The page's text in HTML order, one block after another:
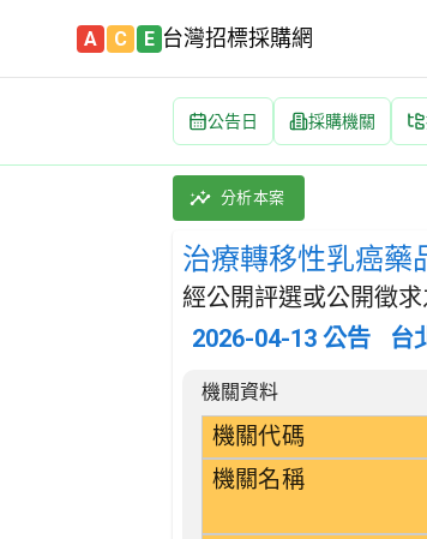
A C E 台灣招標採購網
公告日 採購機關
治療轉移性乳癌藥品招標案
採購類別：財物類 醫藥產品
分析本案
治療轉移性乳癌藥
經公開評選或公開徵
2026-04-13 公告 台
招標公告詳細內容
機關資料
機關代碼
機關名稱